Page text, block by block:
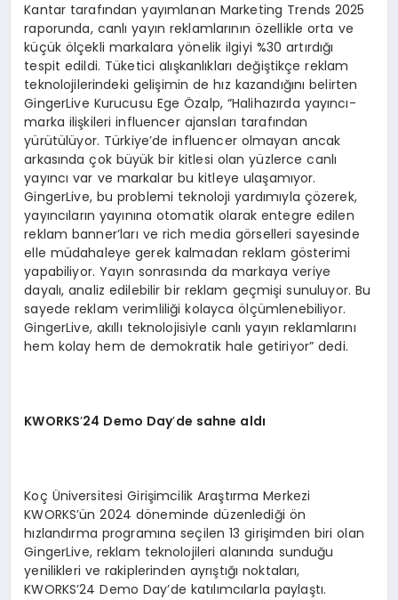
Kantar tarafından yayımlanan Marketing Trends 2025
raporunda, canlı yayın reklamlarının özellikle orta ve
küçük ölçekli markalara yönelik ilgiyi %30 artırdığı
tespit edildi. Tüketici alışkanlıkları değiştikçe reklam
teknolojilerindeki gelişimin de hız kazandığını belirten
GingerLive Kurucusu Ege Özalp, “Halihazırda yayıncı-
marka ilişkileri influencer ajansları tarafından
yürütülüyor. Türkiye’de influencer olmayan ancak
arkasında çok büyük bir kitlesi olan yüzlerce canlı
yayıncı var ve markalar bu kitleye ulaşamıyor.
GingerLive, bu problemi teknoloji yardımıyla çözerek,
yayıncıların yayınına otomatik olarak entegre edilen
reklam banner’ları ve rich media görselleri sayesinde
elle müdahaleye gerek kalmadan reklam gösterimi
yapabiliyor. Yayın sonrasında da markaya veriye
dayalı, analiz edilebilir bir reklam geçmişi sunuluyor. Bu
sayede reklam verimliliği kolayca ölçümlenebiliyor.
GingerLive, akıllı teknolojisiyle canlı yayın reklamlarını
hem kolay hem de demokratik hale getiriyor” dedi.
KWORKS’24 Demo Day’de sahne aldı
Koç Üniversitesi Girişimcilik Araştırma Merkezi
KWORKS’ün 2024 döneminde düzenlediği ön
hızlandırma programına seçilen 13 girişimden biri olan
GingerLive, reklam teknolojileri alanında sunduğu
yenilikleri ve rakiplerinden ayrıştığı noktaları,
KWORKS’24 Demo Day’de katılımcılarla paylaştı.